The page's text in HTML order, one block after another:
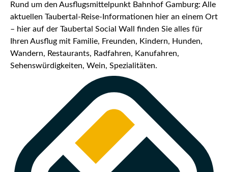
Rund um den Ausflugsmittelpunkt Bahnhof Gamburg: Alle
aktuellen Taubertal-Reise-Informationen hier an einem Ort
– hier auf der Taubertal Social Wall finden Sie alles für
Ihren Ausflug mit Familie, Freunden, Kindern, Hunden,
Wandern, Restaurants, Radfahren, Kanufahren,
Sehenswürdigkeiten, Wein, Spezialitäten.